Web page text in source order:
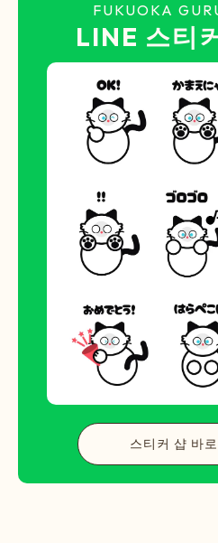
FUKUOKA
LINE 스티
스티커 샵 바